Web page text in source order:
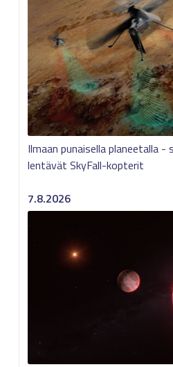
Ilmaan punaisella planeetalla -
lentävät SkyFall-kopterit
7.8.2026